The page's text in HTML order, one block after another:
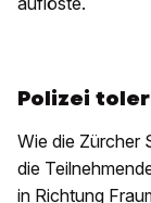
Polizei
Wie die Zürcher
die
in Richtung